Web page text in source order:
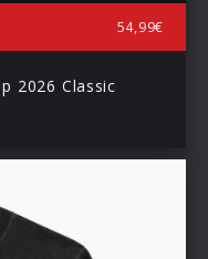
54,99€
2026 Classic